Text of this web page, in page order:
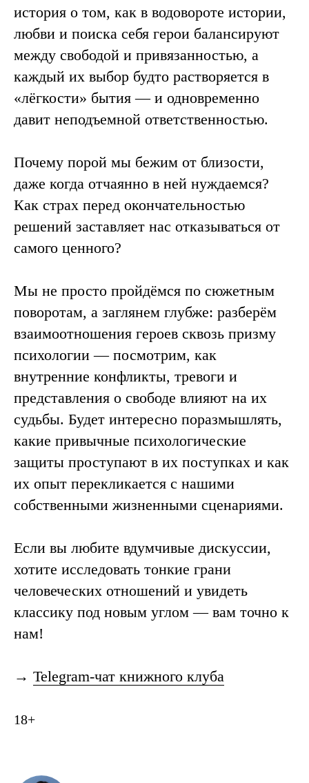
история о том, как в водовороте истории,
любви и поиска себя герои балансируют
между свободой и привязанностью, а
каждый их выбор будто растворяется в
«лёгкости» бытия — и одновременно
давит неподъемной ответственностью.
Почему порой мы бежим от близости,
даже когда отчаянно в ней нуждаемся?
Как страх перед окончательностью
решений заставляет нас отказываться от
самого ценного?
Мы не просто пройдёмся по сюжетным
поворотам, а заглянем глубже: разберём
взаимоотношения героев сквозь призму
психологии — посмотрим, как
внутренние конфликты, тревоги и
представления о свободе влияют на их
судьбы. Будет интересно поразмышлять,
какие привычные психологические
защиты проступают в их поступках и как
их опыт перекликается с нашими
собственными жизненными сценариями.
Если вы любите вдумчивые дискуссии,
хотите исследовать тонкие грани
человеческих отношений и увидеть
классику под новым углом — вам точно к
нам!
→ Telegram-чат книжного клуба
18+